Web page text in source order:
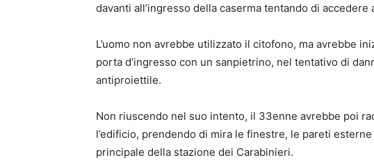
davanti all’ingresso della caserma tentando di
L’uomo non avrebbe utilizzato il citofono, ma avrebbe
porta d’ingresso con un sanpietrino, nel tentativo di
antiproiettile.
Non riuscendo nel suo intento, il 33enne avrebbe poi
l’edificio, prendendo di mira le finestre, le pareti
principale della stazione dei Carabinieri.